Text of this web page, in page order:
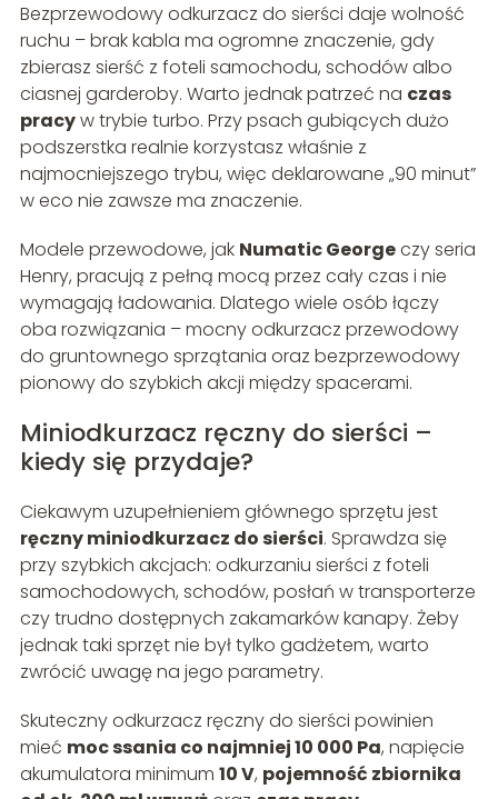
Bezprzewodowy odkurzacz do sierści daje wolność
ruchu – brak kabla ma ogromne znaczenie, gdy
zbierasz sierść z foteli samochodu, schodów albo
ciasnej garderoby. Warto jednak patrzeć na czas
pracyw trybie turbo. Przy psach gubiących dużo
podszerstka realnie korzystasz właśnie z
najmocniejszego trybu, więc deklarowane „90 minut”
w eco nie zawsze ma znaczenie.
Modele przewodowe, jak Numatic Georgeczy seria
Henry, pracują z pełną mocą przez cały czas i nie
wymagają ładowania. Dlatego wiele osób łączy
oba rozwiązania – mocny odkurzacz przewodowy
do gruntownego sprzątania oraz bezprzewodowy
pionowy do szybkich akcji między spacerami.
Miniodkurzacz ręczny do sierści –
kiedy się przydaje?
Ciekawym uzupełnieniem głównego sprzętu jest
ręczny miniodkurzacz do sierści. Sprawdza się
przy szybkich akcjach: odkurzaniu sierści z foteli
samochodowych, schodów, posłań w transporterze
czy trudno dostępnych zakamarków kanapy. Żeby
jednak taki sprzęt nie był tylko gadżetem, warto
zwrócić uwagę na jego parametry.
Skuteczny odkurzacz ręczny do sierści powinien
mieć moc ssania co najmniej 10 000 Pa, napięcie
akumulatora minimum 10 V, pojemność zbiornika